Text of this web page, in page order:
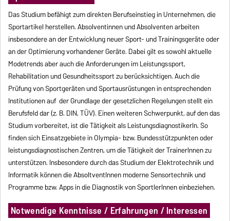
Das Studium befähigt zum direkten Berufseinstieg in Unternehmen, die
Sportartikel herstellen. Absolventinnen und Absolventen arbeiten
insbesondere an der Entwicklung neuer Sport- und Trainingsgeräte oder
an der Optimierung vorhandener Geräte. Dabei gilt es sowohl aktuelle
Modetrends aber auch die Anforderungen im Leistungssport,
Rehabilitation und Gesundheitssport zu berücksichtigen. Auch die
Prüfung von Sportgeräten und Sportausrüstungen in entsprechenden
Institutionen auf der Grundlage der gesetzlichen Regelungen stellt ein
Berufsfeld dar (z. B. DIN, TÜV). Einen weiteren Schwerpunkt, auf den das
Studium vorbereitet, ist die Tätigkeit als LeistungsdiagnostikerIn. So
finden sich Einsatzgebiete in Olympia- bzw. Bundesstützpunkten oder
leistungsdiagnostischen Zentren, um die Tätigkeit der TrainerInnen zu
unterstützen. Insbesondere durch das Studium der Elektrotechnik und
Informatik können die AbsoltventInnen moderne Sensortechnik und
Programme bzw. Apps in die Diagnostik von SportlerInnen einbeziehen.
Notwendige Kenntnisse / Erfahrungen / Interessen